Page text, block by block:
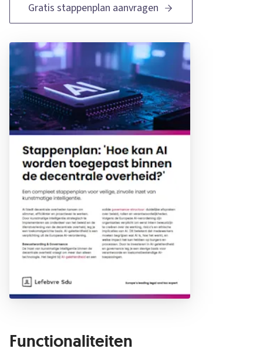
Gratis stappenplan aanvragen
Functionaliteiten